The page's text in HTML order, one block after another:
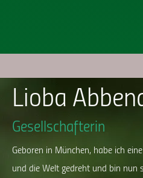
Lioba
Gesellschafterin
Geboren in München, habe ich
und die Welt gedreht und bin nun